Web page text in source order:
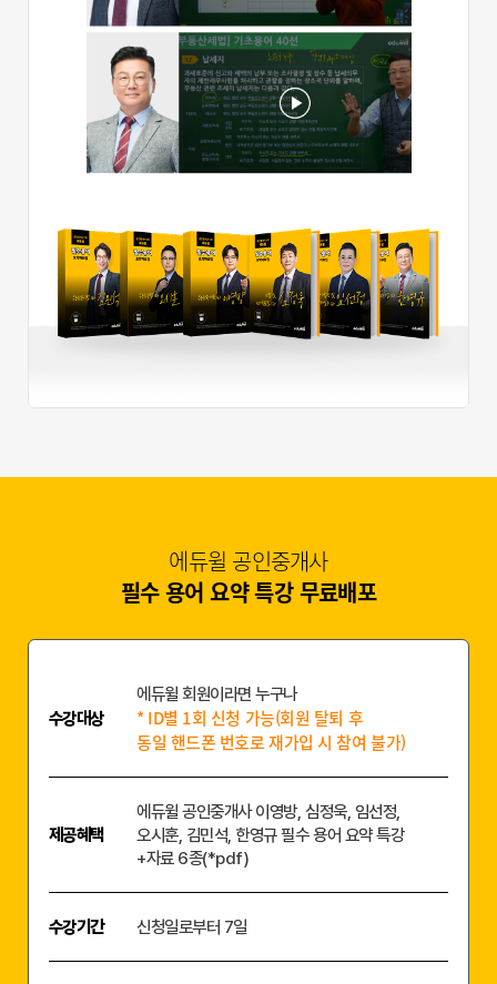
에듀윌 공인중개사
필수 용어 요약 특강 무료배포
수강대상
에듀윌 회원이라면 누구나
* ID별 1회 신청 가능(회원 탈퇴 후
동일 핸드폰 번호로 재가입 시 참여 불가)
제공혜택
에듀윌 공인중개사 이영방, 심정욱, 임선정,
오시훈, 김민석, 한영규 필수 용어 요약 특강
+자료 6종(*pdf)
수강기간 신청일로부터 7일